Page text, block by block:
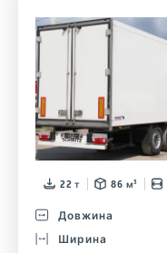
22 т 86 м³
Довжина
Ширина